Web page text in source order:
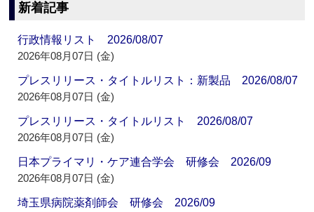
新着記事
行政情報リスト 2026/08/07
2026年08月07日 (金)
プレスリリース・タイトルリスト：新製品 2026/08/07
2026年08月07日 (金)
プレスリリース・タイトルリスト 2026/08/07
2026年08月07日 (金)
日本プライマリ・ケア連合学会 研修会 2026/09
2026年08月07日 (金)
埼玉県病院薬剤師会 研修会 2026/09